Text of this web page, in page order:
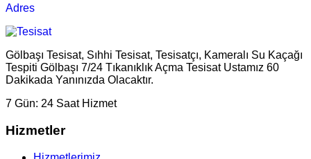
Adres
Gölbaşı Tesisat, Sıhhi Tesisat, Tesisatçı, Kameralı Su Kaçağı
Tespiti Gölbaşı 7/24 Tıkanıklık Açma Tesisat Ustamız 60
Dakikada Yanınızda Olacaktır.
7 Gün: 24 Saat Hizmet
Hizmetler